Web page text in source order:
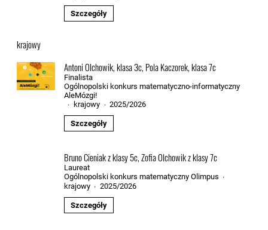
Szczegóły
krajowy
Antoni Olchowik, klasa 3c, Pola Kaczorek, klasa 7c
Finalista
Ogólnopolski konkurs matematyczno-informatyczny
AleMózgi!
· krajowy · 2025/2026
Szczegóły
Bruno Cieniak z klasy 5c, Zofia Olchowik z klasy 7c
Laureat
Ogólnopolski konkurs matematyczny Olimpus ·
krajowy · 2025/2026
Szczegóły